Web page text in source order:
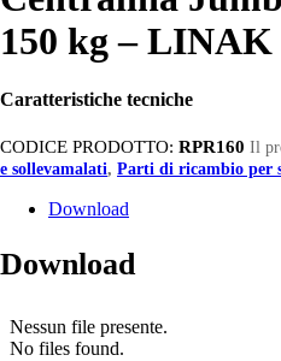
150 kg – LINAK
Caratteristiche tecniche
CODICE PRODOTTO: RPR160 Il
e sollevamalati, Parti di ricambio per
Download
Download